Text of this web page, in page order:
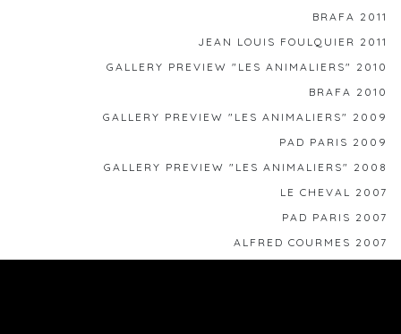
BRAFA 2011
JEAN LOUIS FOULQUIER 2011
GALLERY PREVIEW "LES ANIMALIERS" 2010
BRAFA 2010
GALLERY PREVIEW "LES ANIMALIERS" 2009
PAD PARIS 2009
GALLERY PREVIEW "LES ANIMALIERS" 2008
LE CHEVAL 2007
PAD PARIS 2007
ALFRED COURMES 2007